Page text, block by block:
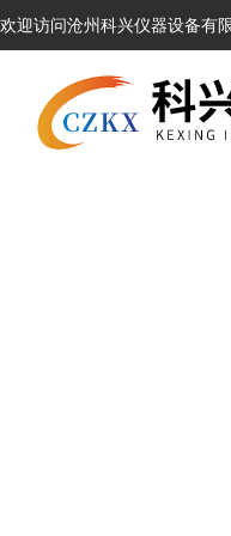
欢迎访问沧州科兴仪器设备有